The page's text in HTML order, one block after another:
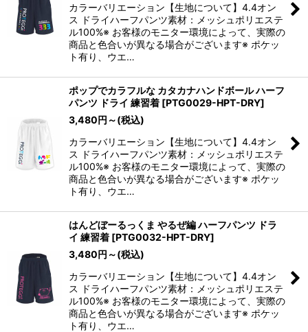
カラーバリエーション【生地について】4.4オン
ス ドライハーフパンツ素材：メッシュポリエステ
ル100%※ お客様のモニター環境によって、実際の
商品と色合いが異なる場合がございます※ ポケッ
ト有り、ウエ…
ポップでカラフルな カタカナハンドボール ハーフ
パンツ ドライ 練習着 [PTG0029-HPT-DRY]
3,480円 ～(税込)
カラーバリエーション【生地について】4.4オン
ス ドライハーフパンツ素材：メッシュポリエステ
ル100%※ お客様のモニター環境によって、実際の
商品と色合いが異なる場合がございます※ ポケッ
ト有り、ウエ…
はんどぼーるっくま やるぜ編 ハーフパンツ ドラ
イ 練習着 [PTG0032-HPT-DRY]
3,480円 ～(税込)
カラーバリエーション【生地について】4.4オン
ス ドライハーフパンツ素材：メッシュポリエステ
ル100%※ お客様のモニター環境によって、実際の
商品と色合いが異なる場合がございます※ ポケッ
ト有り、ウエ…